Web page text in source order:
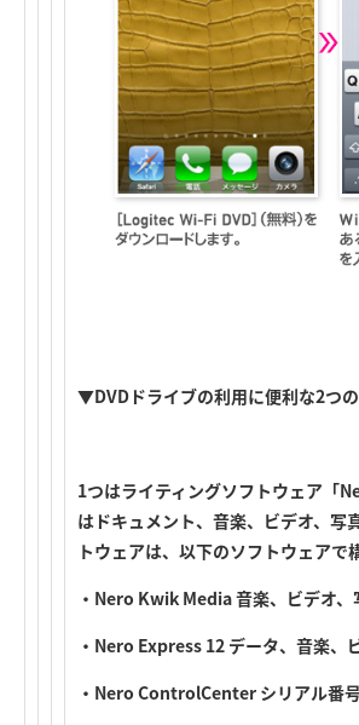
▼DVDドライブの利用に便利な2つ
1つはライティングソフトウェア「
はドキュメント、音楽、ビデオ、写
トウェアは、以下のソフトウェアで
・Nero Kwik Media 音楽、ビデオ
・Nero Express 12 データ、音楽、
・Nero ControlCenter シリアル番